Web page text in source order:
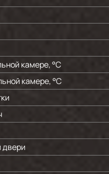
камере, °C
камере, °C
двери